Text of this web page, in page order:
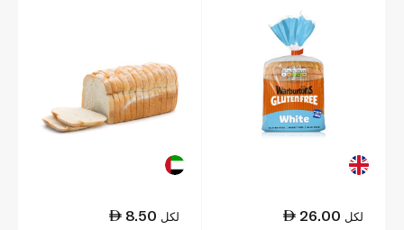
26.00 لكل
8.50 لكل